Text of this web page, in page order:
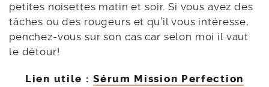
petites noisettes matin et soir. Si vous avez des
tâches ou des rougeurs et qu’il vous intéresse,
penchez-vous sur son cas car selon moi il vaut
le détour!
Lien utile : Sérum Mission Perfection